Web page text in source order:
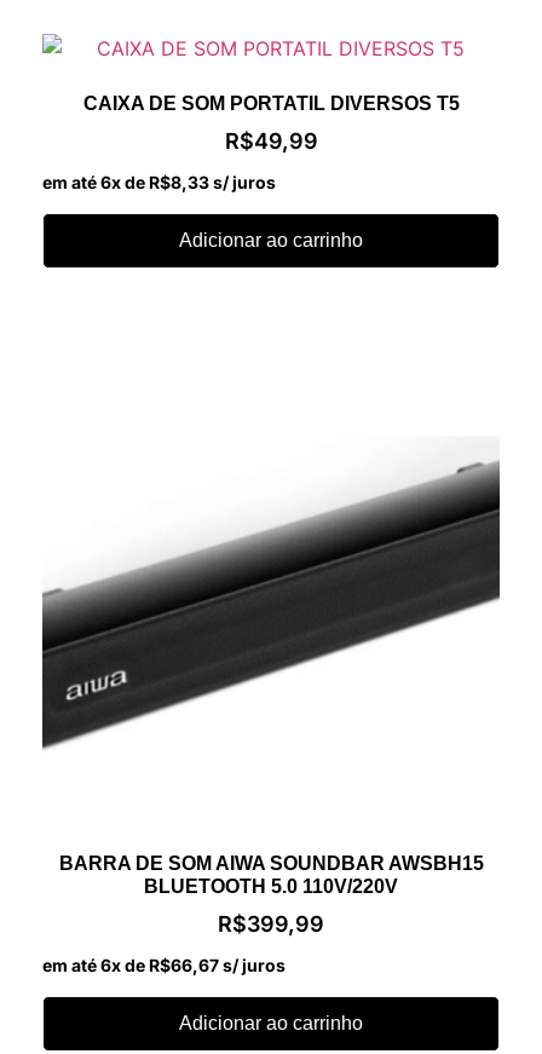
CAIXA DE SOM PORTATIL DIVERSOS T5
R$49,99
em até 6x de R$8,33s/ juros
Adicionar ao carrinho
BARRA DE SOM AIWA SOUNDBAR AWSBH15
BLUETOOTH 5.0 110V/220V
R$399,99
em até 6x de R$66,67s/ juros
Adicionar ao carrinho